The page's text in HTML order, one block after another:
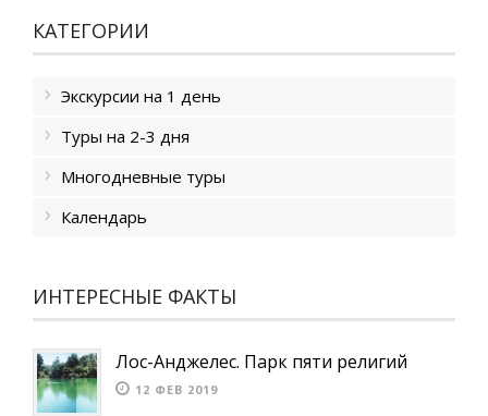
КАТЕГОРИИ
Экскурсии на 1 день
Туры на 2-3 дня
Многодневные туры
Календарь
ИНТЕРЕСНЫЕ ФАКТЫ
Лос-Анджелес. Парк пяти религий
12 ФЕВ 2019